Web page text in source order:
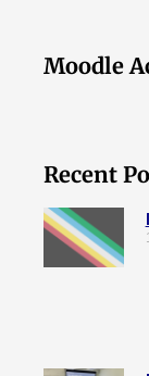
Moodle
Recent